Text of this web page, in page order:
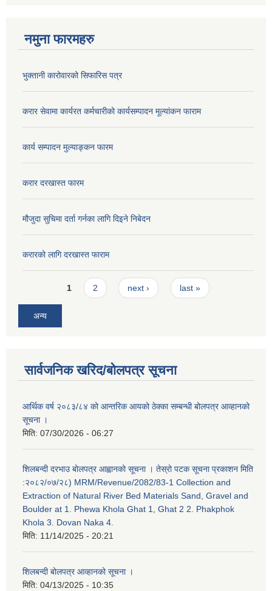
नमुना फारमहरु
भुक्तानी कारोवारको सिफारिस पत्र
करार सेवामा कार्यरत कर्मचारीको कार्यसम्पादन मूल्यांकन फाराम
कार्य सम्पादन मुल्याङ्कन फारम
करार दरखास्त फारम
मौजुदा सुचिमा दर्ता गर्नका लागि दिइने निबेदन
करारको लागि दरखास्त फाराम
Pages1 2 next › last »
अन्य
सार्वजनिक खरिद/बोलपत्र सूचना
आर्थिक वर्ष २०८३/८४ को आन्तरिक आयको ठेक्का सम्बन्धी बोलपत्र आव्हानको
सूचना ।
मिति: 07/30/2026 - 06:27
शिलबन्दी दरभाउ बोलपत्र आह्वानको सूचना । तेस्रो पटक सूचना प्रकाशन मिति
:२०८२/०७/२८) MRM/Revenue/2082/83-1 Collection and
Extraction of Natural River Bed Materials Sand, Gravel and
Boulder at 1. Phewa Khola Ghat 1, Ghat 2 2. Phakphok
Khola 3. Dovan Naka 4.
मिति: 11/14/2025 - 20:21
शिलबन्दी बोलपत्र आव्हानको सूचना ।
मिति: 04/13/2025 - 10:35